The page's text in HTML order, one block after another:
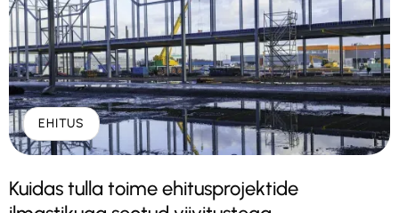
EHITUS
Kuidas tulla toime ehitusprojektide